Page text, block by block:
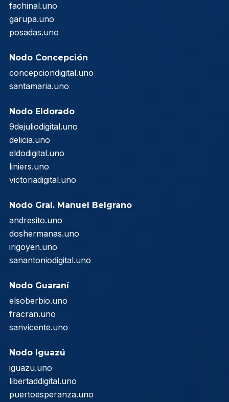
fachinal.uno
garupa.uno
posadas.uno
Nodo Concepción
concepciondigital.uno
santamaria.uno
Nodo Eldorado
9dejuliodigital.uno
delicia.uno
eldodigital.uno
liniers.uno
victoriadigital.uno
Nodo Gral. Manuel Belgrano
andresito.uno
doshermanas.uno
irigoyen.uno
sanantoniodigital.uno
Nodo Guaraní
elsoberbio.uno
fracran.uno
sanvicente.uno
Nodo Iguazú
iguazu.uno
libertaddigital.uno
puertoesperanza.uno